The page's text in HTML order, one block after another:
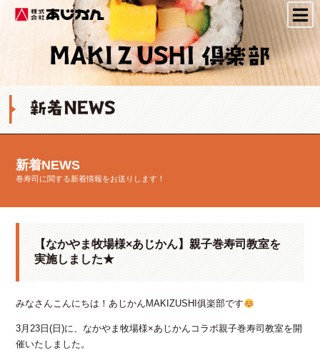
株式会社あじかん
新着NEWS
巻寿司に関する新着情報をお送りします！
【なかやま牧場様×あじかん】親子巻寿司教室を
実施しました★
みなさんこんにちは！あじかんMAKIZUSHI俱楽部です
3月23日(日)に、なかやま牧場様×あじかんコラボ親子巻寿司教室を開
催いたしました。